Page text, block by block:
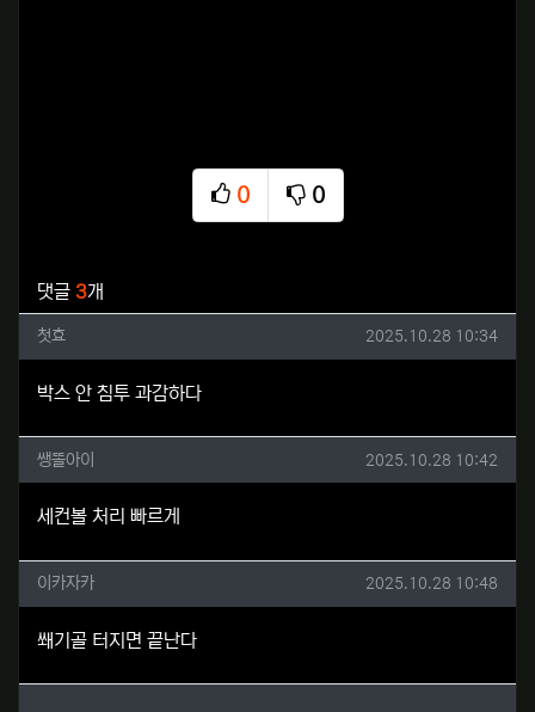
0
추천
0
비추천
댓글 3개
첫효님의 댓글
첫효 작성일
2025.10.28 10:34
박스 안 침투 과감하다
쌩똘아이님의 댓글
쌩똘아이 작성일
2025.10.28 10:42
세컨볼 처리 빠르게
이카자카님의 댓글
이카자카 작성일
2025.10.28 10:48
쐐기골 터지면 끝난다